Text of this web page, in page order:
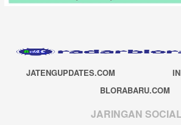
JATENGUPDATES.COM
BLORABARU.COM
JARINGAN SOCIAL